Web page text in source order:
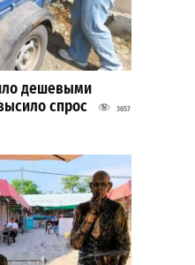
дешевыми
спрос
3657